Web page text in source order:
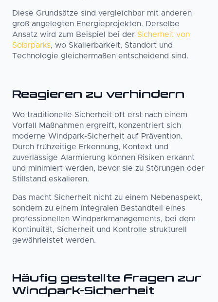
Diese Grundsätze sind vergleichbar mit anderen
groß angelegten Energieprojekten. Derselbe
Ansatz wird zum Beispiel bei der Sicherheit von
Solarparks, wo Skalierbarkeit, Standort und
Technologie gleichermaßen entscheidend sind.
Reagieren zu verhindern
Wo traditionelle Sicherheit oft erst nach einem
Vorfall Maßnahmen ergreift, konzentriert sich
moderne Windpark-Sicherheit auf Prävention.
Durch frühzeitige Erkennung, Kontext und
zuverlässige Alarmierung können Risiken erkannt
und minimiert werden, bevor sie zu Störungen oder
Stillstand eskalieren.
Das macht Sicherheit nicht zu einem Nebenaspekt,
sondern zu einem integralen Bestandteil eines
professionellen Windparkmanagements, bei dem
Kontinuität, Sicherheit und Kontrolle strukturell
gewährleistet werden.
Häufig gestellte Fragen zur
Windpark-Sicherheit